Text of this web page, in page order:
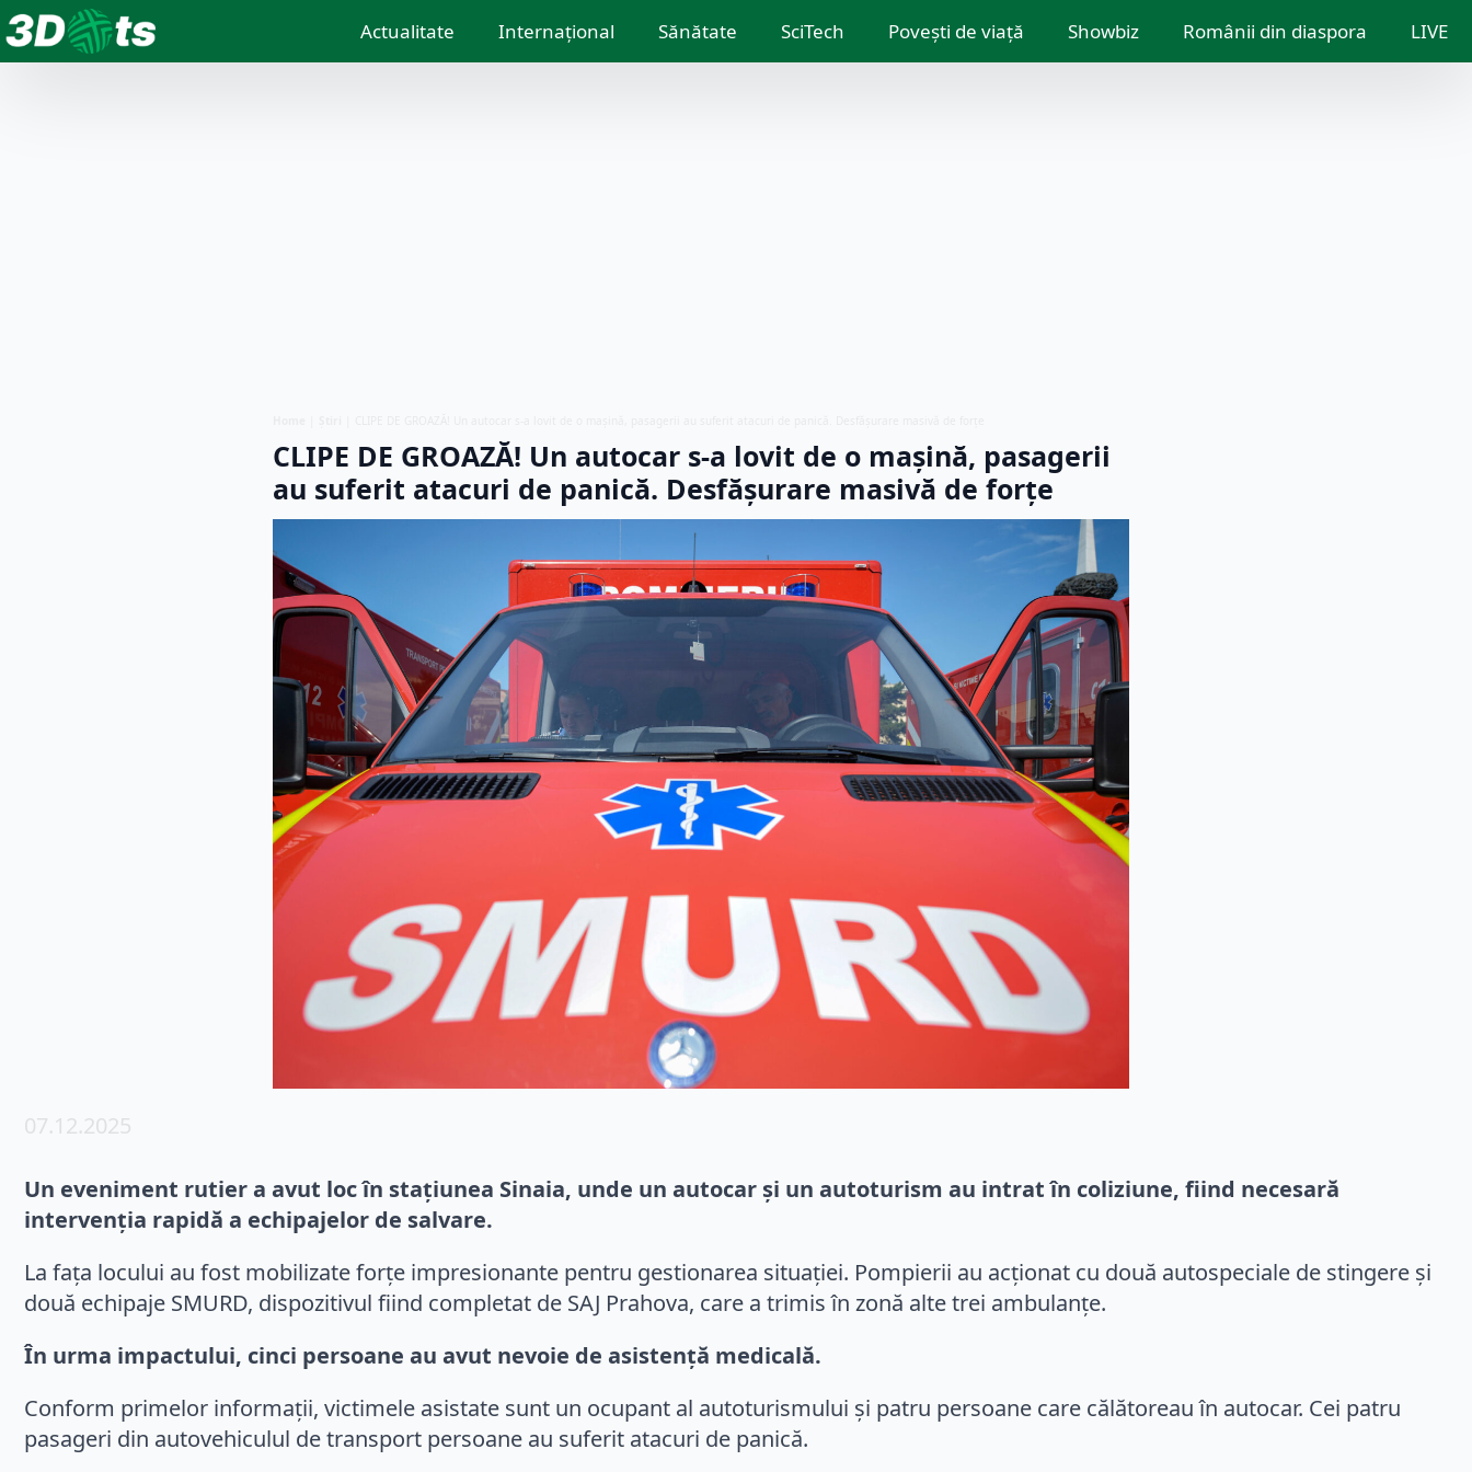
Actualitate Internațional Sănătate SciTech Povești de viață Showbiz Românii din diaspora LIVE
CLIPE DE GROAZĂ! Un autocar s-a lovit de o mașină, pasagerii
au suferit atacuri de panică. Desfășurare masivă de forțe
07.12.2025
Un eveniment rutier a avut loc în stațiunea Sinaia, unde un autocar și un autoturism au intrat în coliziune, fiind necesară
intervenția rapidă a echipajelor de salvare.
La fața locului au fost mobilizate forțe impresionante pentru gestionarea situației. Pompierii au acționat cu două autospeciale de stingere și
două echipaje SMURD, dispozitivul fiind completat de SAJ Prahova, care a trimis în zonă alte trei ambulanțe.
În urma impactului, cinci persoane au avut nevoie de asistență medicală.
Conform primelor informații, victimele asistate sunt un ocupant al autoturismului și patru persoane care călătoreau în autocar. Cei patru
pasageri din autovehiculul de transport persoane au suferit atacuri de panică.